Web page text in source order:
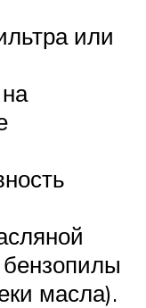
или
масла).